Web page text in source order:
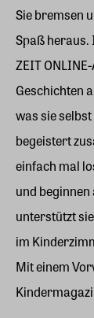
Sie bremsen
Spaß heraus.
ZEIT
Geschichten
was sie
begeistert
einfach mal
und beginnen
unterstützt
im
Mit einem